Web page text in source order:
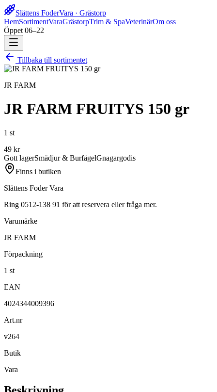
Slättens FoderVara · Grästorp
HemSortimentVaraGrästorpTrim & SpaVeterinärOm oss
Öppet 06–22
Tillbaka till sortimentet
JR FARM
JR FARM FRUITYS 150 gr
1 st
49 kr
Gott lagerSmådjur & BurfågelGnagargodis
Finns i butiken
Slättens Foder Vara
Ring 0512-138 91 för att reservera eller fråga mer.
Varumärke
JR FARM
Förpackning
1 st
EAN
4024344009396
Art.nr
v264
Butik
Vara